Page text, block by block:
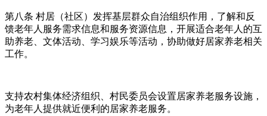
第八条 村居（社区）发挥基层群众自治组织作用，了解和反
馈老年人服务需求信息和服务资源信息，开展适合老年人的互
助养老、文体活动、学习娱乐等活动，协助做好居家养老相关
工作。
支持农村集体经济组织、村民委员会设置居家养老服务设施，
为老年人提供就近便利的居家养老服务。